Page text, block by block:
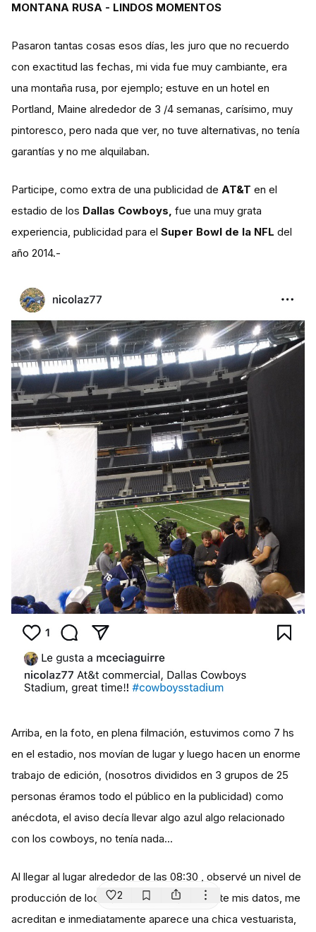
MONTANA RUSA - LINDOS MOMENTOS
Pasaron tantas cosas esos días, les juro que no recuerdo
con exactitud las fechas, mi vida fue muy cambiante, era
una montaña rusa, por ejemplo; estuve en un hotel en
Portland, Maine alrededor de 3 /4 semanas, carísimo, muy
pintoresco, pero nada que ver, no tuve alternativas, no tenía
garantías y no me alquilaban.
Participe, como extra de una publicidad de AT&T en el
estadio de los Dallas Cowboys, fue una muy grata
experiencia, publicidad para el Super Bowl de la NFL del
año 2014.-
Arriba, en la foto, en plena filmación, estuvimos como 7 hs
en el estadio, nos movían de lugar y luego hacen un enorme
trabajo de edición, (nosotros divididos en 3 grupos de 25
personas éramos todo el público en la publicidad) como
anécdota, el aviso decía llevar algo azul algo relacionado
con los cowboys, no tenía nada...
Al llegar al lugar alrededor de las 08:30 , observé un nivel de
producción de locos, me toman rápidamente mis datos, me
acreditan e inmediatamente aparece una chica vestuarista,
2